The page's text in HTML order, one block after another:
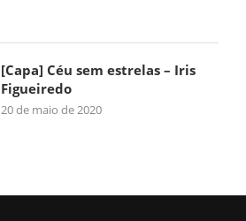
[Capa] Céu sem estrelas – Iris
Figueiredo
20 de maio de 2020